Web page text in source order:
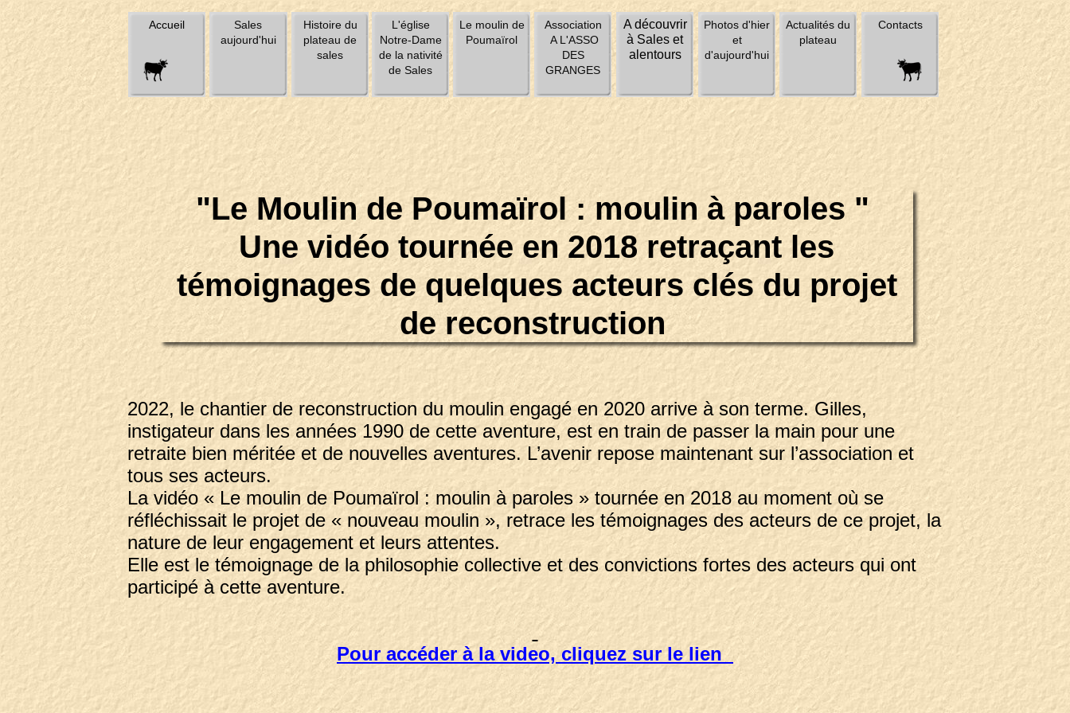
Accueil
Sales
aujourd'hui
Histoire du
plateau de
sales
L'église
Notre-Dame
de la nativité
de Sales
Le moulin de
Poumaïrol
Association
A L'ASSO
DES
GRANGES
A découvrir
à Sales et
alentours
Photos d'hier
et
d'aujourd'hui
Actualités du
plateau
Contacts
"Le Moulin de Poumaïrol : moulin à paroles "
Une vidéo tournée en 2018 retraçant les
témoignages de quelques acteurs clés du projet
de reconstruction
2022, le chantier de reconstruction du moulin engagé en 2020 arrive à son terme. Gilles,
instigateur dans les années 1990 de cette aventure, est en train de passer la main pour une
retraite bien méritée et de nouvelles aventures. L’avenir repose maintenant sur l’association et
tous ses acteurs.
La vidéo « Le moulin de Poumaïrol : moulin à paroles » tournée en 2018 au moment où se
réfléchissait le projet de « nouveau moulin », retrace les témoignages des acteurs de ce projet, la
nature de leur engagement et leurs attentes.
Elle est le témoignage de la philosophie collective et des convictions fortes des acteurs qui ont
participé à cette aventure.
Pour accéder à la video, cliquez sur le lien